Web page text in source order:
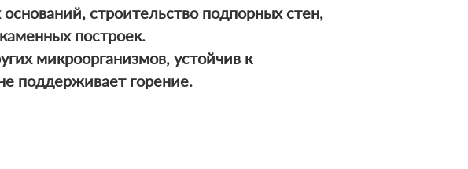
строительство подпорных стен,
построек.
микроорганизмов, устойчив к
поддерживает горение.